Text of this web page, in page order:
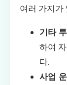
여러 가지가
기타
하여
다.
사업